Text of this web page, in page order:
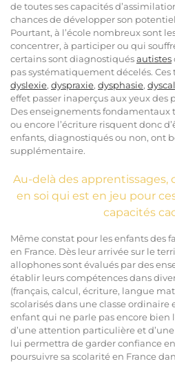
de toutes ses capacités
chances de développer son
Pourtant, à l’école nombreux sont
concentrer, à participer ou qui
certains sont diagnostiquésautistes
pas systématiquement décelés.
dyslexie, dyspraxie, dysphasie,
effet passer inaperçus aux yeux des
Des enseignements fondamentaux
ou encore l’écriture risquent donc
enfants, diagnostiqués ou non, ont
supplémentaire.
Au-delà des apprentissages,
en soi qui est en jeu pour
capacités
Même constat pour les enfants des
en France. Dès leur arrivée sur le
allophones sont évalués par des
établir leurs compétences dans
(français, calcul, écriture, langue
scolarisés dans une classe ordinaire
enfant qui ne parle pas encore bien
d’une attention particulière et
lui permettra de garder confiance
poursuivre sa scolarité en France